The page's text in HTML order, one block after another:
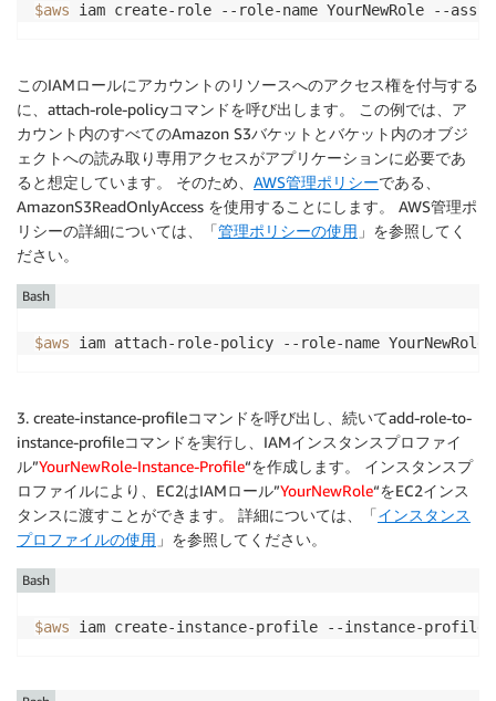
$aws
このIAMロールにアカウントのリソースへのアクセス権を付与する
に、attach-role-policyコマンドを呼び出します。 この例では、ア
カウント内のすべてのAmazon S3バケットとバケット内のオブジ
ェクトへの読み取り専用アクセスがアプリケーションに必要であ
ると想定しています。 そのため、 AWS管理ポリシーである、
AmazonS3ReadOnlyAccess を使用することにします。 AWS管理ポ
リシーの詳細については、「管理ポリシーの使用 」を参照してく
ださい。
$aws
Bash
3. create-instance-profileコマンドを呼び出し、続いてadd-role-to-
instance-profileコマンドを実行し、IAMインスタンスプロファイ
ル”YourNewRole-Instance-Profile“を作成します。 インスタンスプ
ロファイルにより、EC2はIAMロール”YourNewRole“をEC2インス
タンスに渡すことができます。 詳細については、「インスタンス
プロファイルの使用 」を参照してください。
$aws
Bash